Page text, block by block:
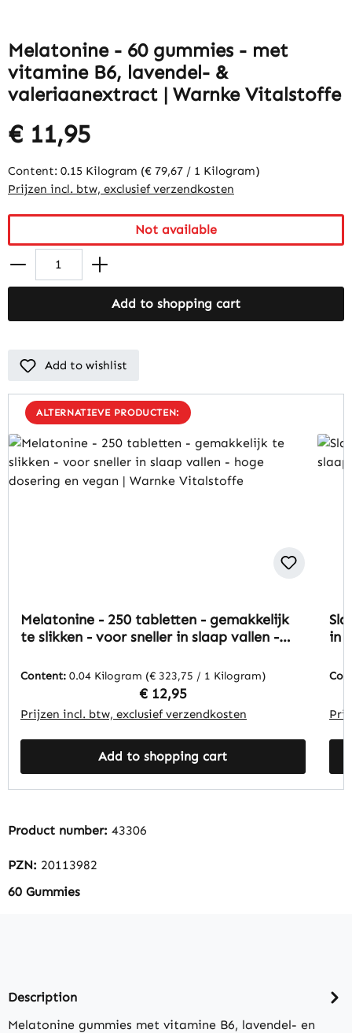
Melatonine - 60 gummies - met
vitamine B6, lavendel- &
valeriaanextract | Warnke Vitalstoffe
€ 11,95
Content: 0.15 Kilogram (€ 79,67 / 1 Kilogram)
Prijzen incl. btw, exclusief verzendkosten
Not available
Add to shopping cart
Add to wishlist
ALTERNATIEVE PRODUCTEN:
- 250 tabletten - gemakkelijk
- voor sneller in slaap vallen -
0.04 Kilogram(€ 323,75 / 1 Kilogram)
Regular price:
€ 12,95
incl. btw, exclusief verzendkosten
Add to shopping cart
in slaap
Content:
Prijzen
Product number: 43306
PZN: 20113982
60 Gummies
Description
Melatonine gummies met vitamine B6, lavendel- en